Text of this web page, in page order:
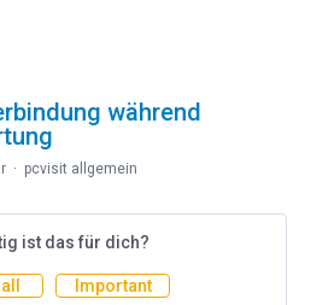
während
· pcvisit allgemein
ist das für dich?
Important